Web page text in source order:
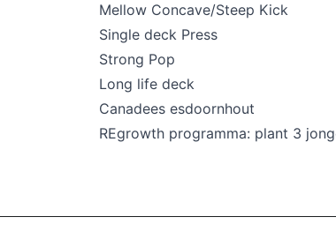
Mellow Concave/Steep Kick
Single deck Press
Strong Pop
Long life deck
Canadees esdoornhout
REgrowth programma: plant 3